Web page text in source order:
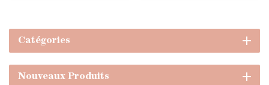
biologique naturel
compagnie à
et à l'aloe vera
Catégories
Nouveaux Produits